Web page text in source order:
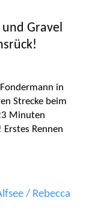
und Gravel
in
Strecke beim
Minuten
Rennen